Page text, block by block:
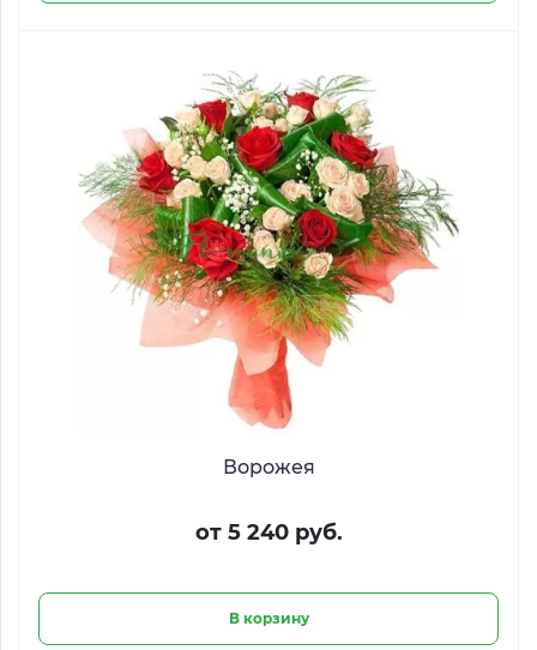
Ворожея
от 5 240 руб.
В корзину